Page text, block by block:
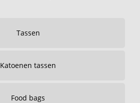
Tassen
Katoenen tassen
Food bags